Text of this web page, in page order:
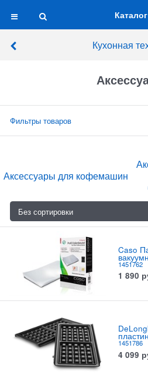
Каталог
Кухонная
Фильтры товаров
Аксессуары для кофемашин
Caso
1451762
1 890
пластин
1451786
4 099